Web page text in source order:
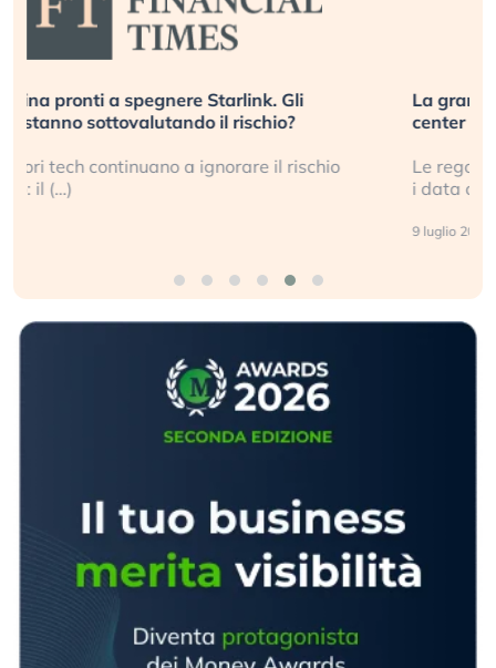
La grande operazione di insabbiamento sui data
center per l’AI, spiegata sul Financial Times
Le regole sulla trasparenza sembrano non valere per
i data center e le big (…)